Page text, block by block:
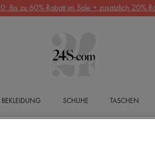
Bis zu 60% Rabatt im Sale + zusätzlich 20%
BEKLEIDUNG SCHUHE TASCHEN